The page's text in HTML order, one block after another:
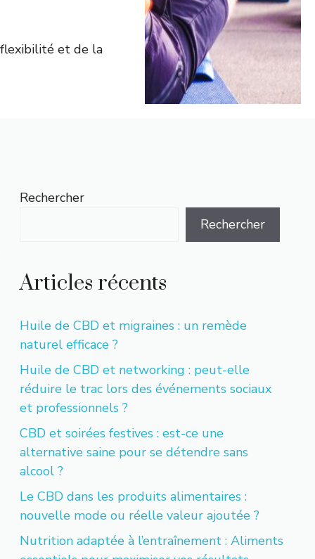
et de la
Rechercher
Rechercher
Articles récents
Huile de CBD et migraines : un remède
naturel efficace ?
Huile de CBD et networking : peut-elle
réduire le trac lors des événements sociaux
et professionnels ?
CBD et soirées festives : est-ce une
alternative saine pour se détendre sans
alcool ?
Le CBD dans les produits alimentaires :
nouvelle mode ou réelle valeur ajoutée ?
Nutrition adaptée à l’entraînement : Aliments